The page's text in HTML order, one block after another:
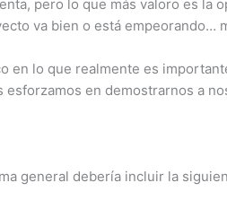
pero lo que más valoro es
va bien o está empeorando…
en lo que realmente es
en demostrarnos a
general debería incluir la